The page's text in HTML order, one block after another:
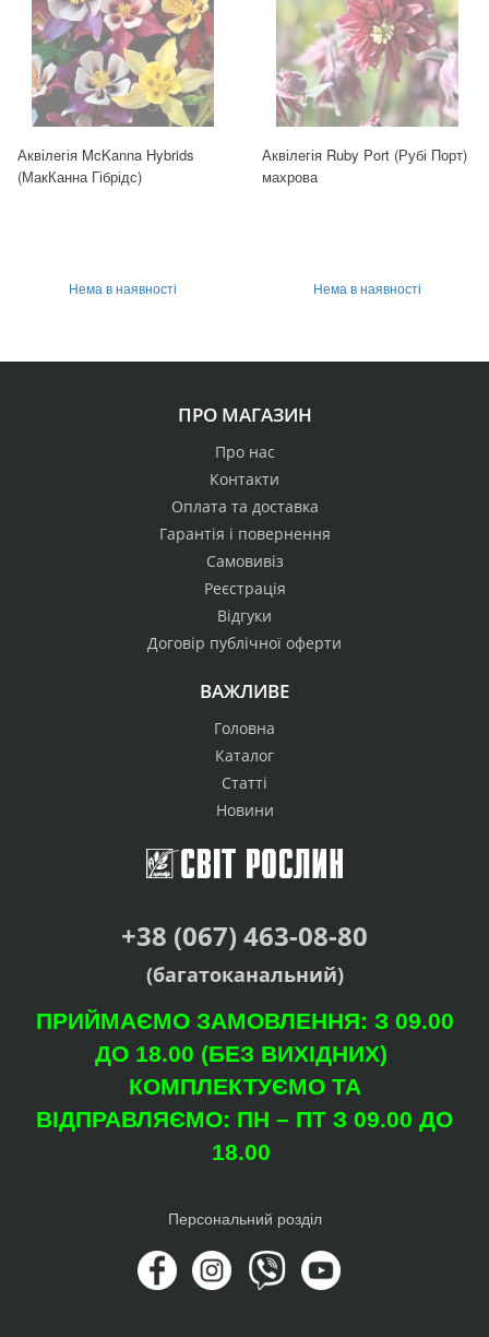
Аквілегія McKanna Hybrids
(МакКанна Гібрідс)
Нема в наявності
Аквілегія Ruby Port (Рубі Порт)
махрова
Нема в наявності
ПРО МАГАЗИН
Про нас
Контакти
Оплата та доставка
Гарантія і повернення
Самовивіз
Реєстрація
Відгуки
Договір публічної оферти
ВАЖЛИВЕ
Головна
Каталог
Статті
Новини
+38 (067) 463-08-80
(багатоканальний)
ПРИЙМАЄМО ЗАМОВЛЕННЯ: З 09.00
ДО 18.00 (БЕЗ ВИХІДНИХ)
КОМПЛЕКТУЄМО ТА
ВІДПРАВЛЯЄМО: ПН – ПТ З 09.00 ДО
18.00
Персональний розділ